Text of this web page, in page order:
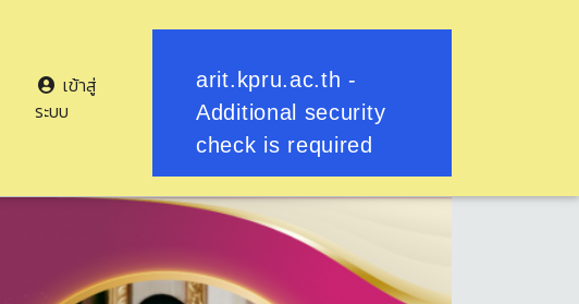
เข้าสู่
ระบบ
ย้อนกลับ